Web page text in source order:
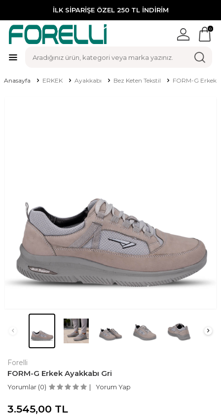
İLK SİPARİŞE ÖZEL 250 TL İNDİRİM
0
Anasayfa ERKEK Ayakkabı Bez Keten Tekstil FORM-G Erkek
Forelli
FORM-G Erkek Ayakkabı Gri
Yorumlar (0) Yorum Yap
3.545,00 TL